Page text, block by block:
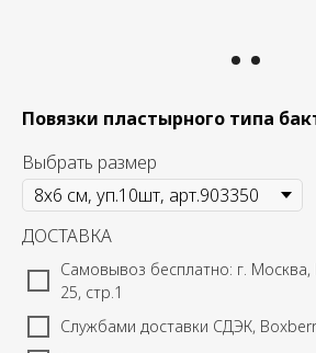
Повязки пластырного типа
Выбрать размер
ДОСТАВКА
Самовывоз бесплатно: г.
25, стр.1
Службами доставки СДЭК,